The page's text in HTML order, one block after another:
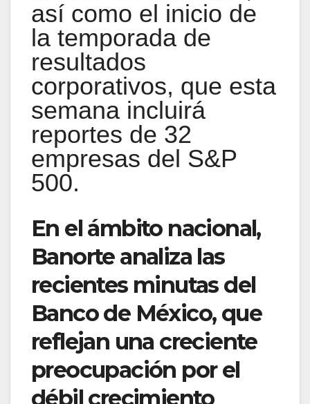
así como el inicio de
la temporada de
resultados
corporativos, que esta
semana incluirá
reportes de 32
empresas del S&P
500.
En el ámbito nacional,
Banorte analiza las
recientes minutas del
Banco de México, que
reflejan una creciente
preocupación por el
débil crecimiento